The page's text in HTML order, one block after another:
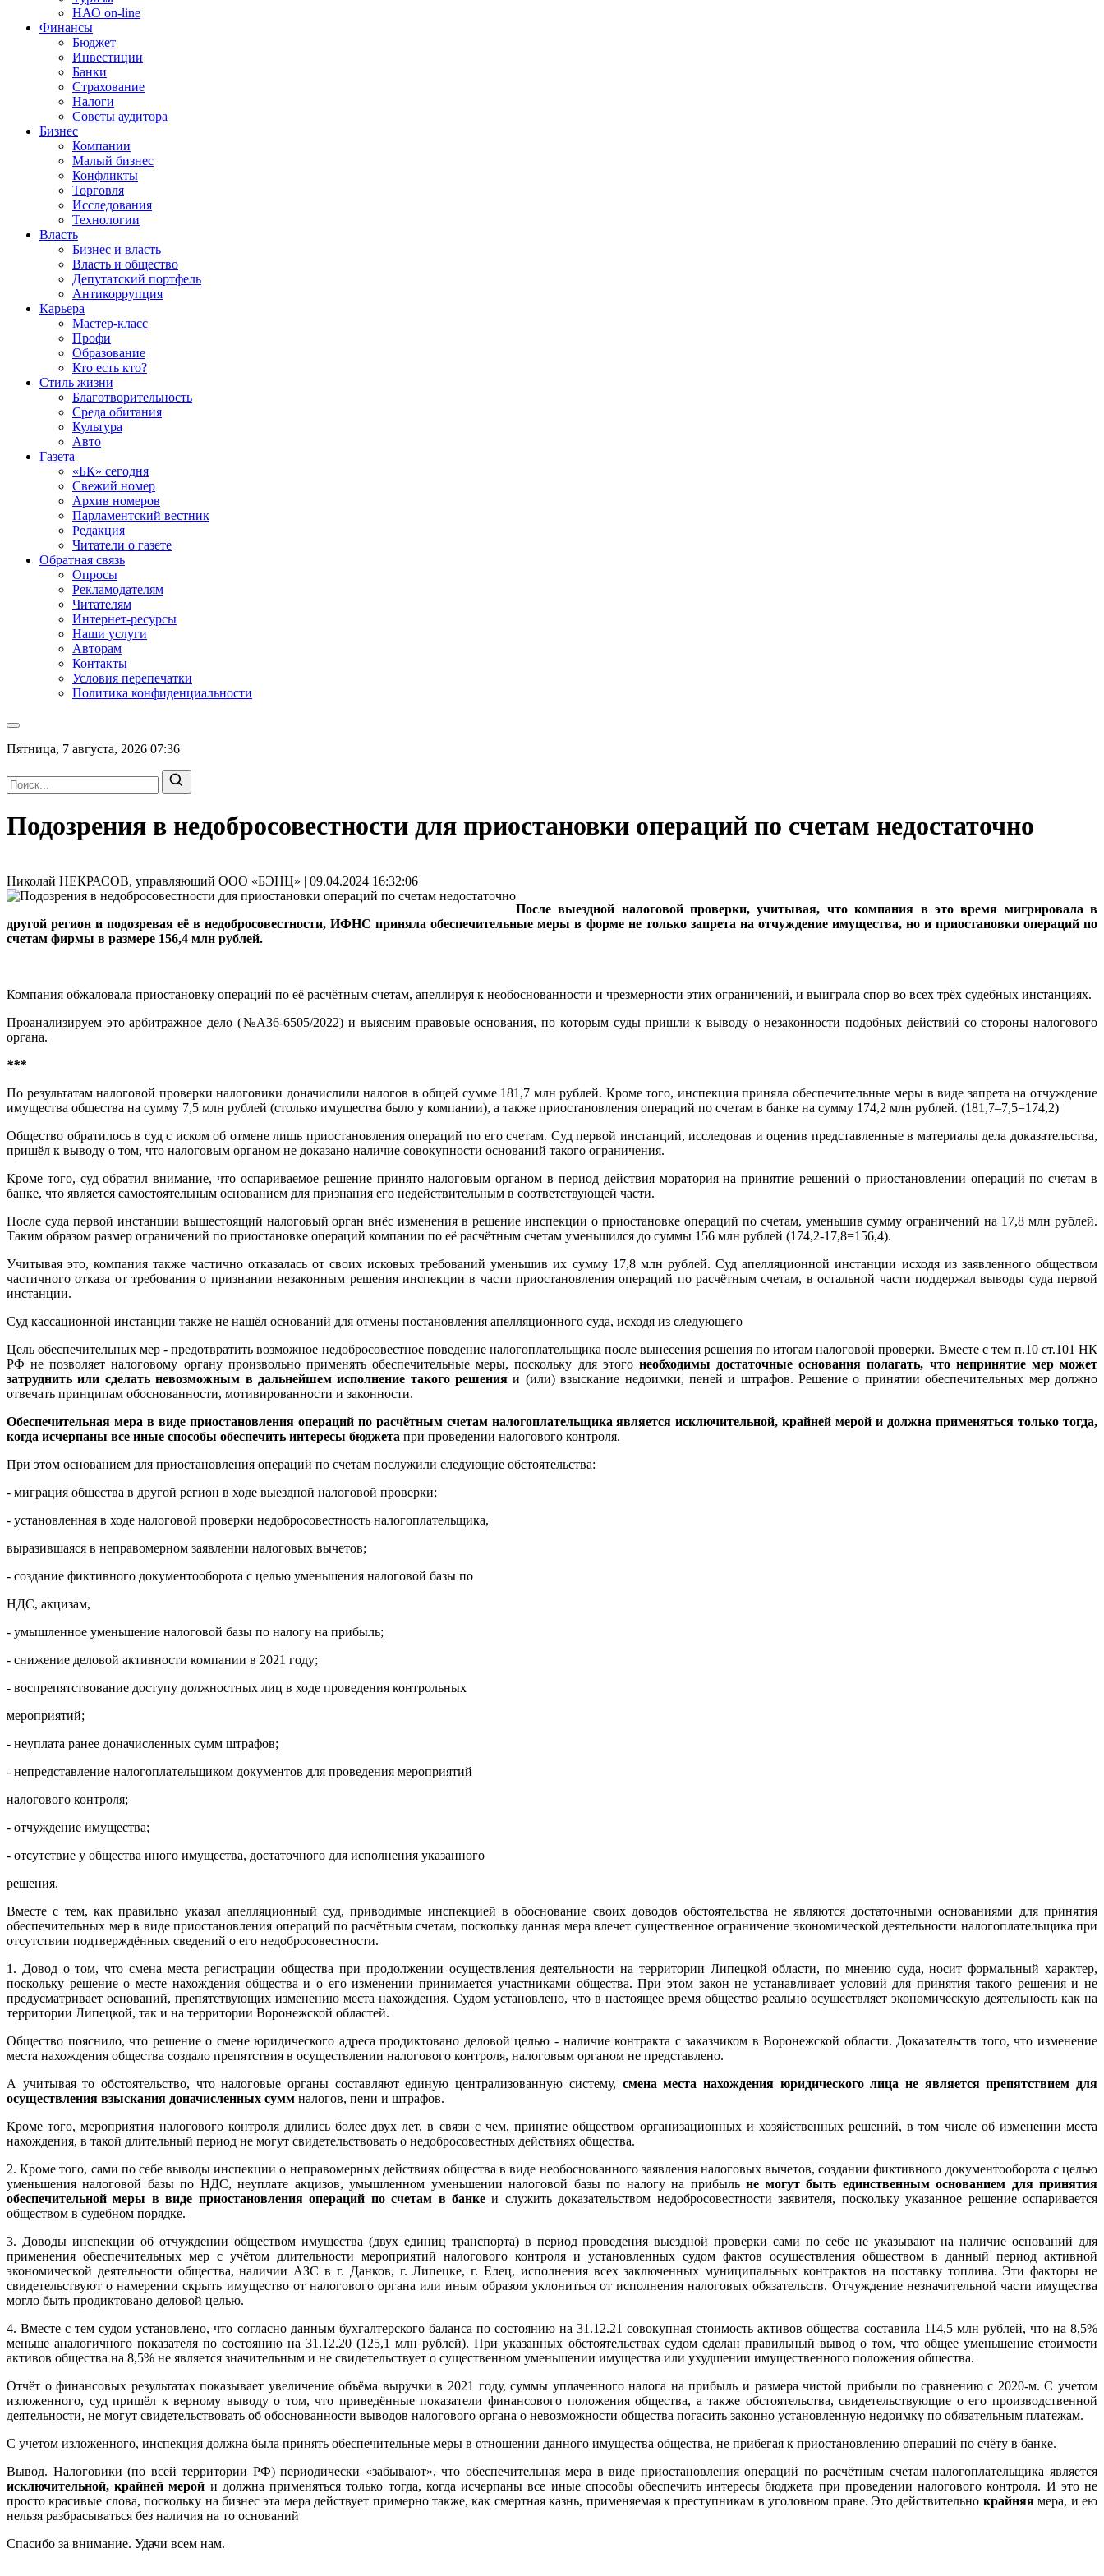
НАО on-line
Финансы
Бюджет
Инвестиции
Банки
Страхование
Налоги
Советы аудитора
Бизнес
Компании
Малый бизнес
Конфликты
Торговля
Исследования
Технологии
Власть
Бизнес и власть
Власть и общество
Депутатский портфель
Антикоррупция
Карьера
Мастер-класс
Профи
Образование
Кто есть кто?
Стиль жизни
Благотворительность
Среда обитания
Культура
Авто
Газета
«БК» сегодня
Свежий номер
Архив номеров
Парламентский вестник
Редакция
Читатели о газете
Обратная связь
Опросы
Рекламодателям
Читателям
Интернет-ресурсы
Наши услуги
Авторам
Контакты
Условия перепечатки
Политика конфиденциальности
Пятница, 7 августа, 2026 07:36
Подозрения в недобросовестности для приостановки операций по счетам недостаточно
Николай НЕКРАСОВ, управляющий ООО «БЭНЦ» | 09.04.2024 16:32:06
После выездной налоговой проверки, учитывая, что компания в это время мигрировала в
другой регион и подозревая её в недобросовестности, ИФНС приняла обеспечительные меры в форме не только запрета на отчуждение имущества, но и приостановки операций по
счетам фирмы в размере 156,4 млн рублей.
Компания обжаловала приостановку операций по её расчётным счетам, апеллируя к необоснованности и чрезмерности этих ограничений, и выиграла спор во всех трёх судебных инстанциях.
Проанализируем это арбитражное дело (№А36-6505/2022) и выясним правовые основания, по которым суды пришли к выводу о незаконности подобных действий со стороны налогового
органа.
***
По результатам налоговой проверки налоговики доначислили налогов в общей сумме 181,7 млн рублей. Кроме того, инспекция приняла обеспечительные меры в виде запрета на отчуждение
имущества общества на сумму 7,5 млн рублей (столько имущества было у компании), а также приостановления операций по счетам в банке на сумму 174,2 млн рублей. (181,7–7,5=174,2)
Общество обратилось в суд с иском об отмене лишь приостановления операций по его счетам. Суд первой инстанций, исследовав и оценив представленные в материалы дела доказательства,
пришёл к выводу о том, что налоговым органом не доказано наличие совокупности оснований такого ограничения.
Кроме того, суд обратил внимание, что оспариваемое решение принято налоговым органом в период действия моратория на принятие решений о приостановлении операций по счетам в
банке, что является самостоятельным основанием для признания его недействительным в соответствующей части.
После суда первой инстанции вышестоящий налоговый орган внёс изменения в решение инспекции о приостановке операций по счетам, уменьшив сумму ограничений на 17,8 млн рублей.
Таким образом размер ограничений по приостановке операций компании по её расчётным счетам уменьшился до суммы 156 млн рублей (174,2-17,8=156,4).
Учитывая это, компания также частично отказалась от своих исковых требований уменьшив их сумму 17,8 млн рублей. Суд апелляционной инстанции исходя из заявленного обществом
частичного отказа от требования о признании незаконным решения инспекции в части приостановления операций по расчётным счетам, в остальной части поддержал выводы суда первой
инстанции.
Суд кассационной инстанции также не нашёл оснований для отмены постановления апелляционного суда, исходя из следующего
Цель обеспечительных мер - предотвратить возможное недобросовестное поведение налогоплательщика после вынесения решения по итогам налоговой проверки. Вместе с тем п.10 ст.101 НК
РФ не позволяет налоговому органу произвольно применять обеспечительные меры, поскольку для этого необходимы достаточные основания полагать, что непринятие мер может
затруднить или сделать невозможным в дальнейшем исполнение такого решения и (или) взыскание недоимки, пеней и штрафов. Решение о принятии обеспечительных мер должно
отвечать принципам обоснованности, мотивированности и законности.
Обеспечительная мера в виде приостановления операций по расчётным счетам налогоплательщикаявляется исключительной, крайней мерой и должна применяться только тогда,
когда исчерпаны все иные способы обеспечить интересы бюджета при проведении налогового контроля.
При этом основанием для приостановления операций по счетам послужили следующие обстоятельства:
- миграция общества в другой регион в ходе выездной налоговой проверки;
- установленная в ходе налоговой проверки недобросовестность налогоплательщика,
выразившаяся в неправомерном заявлении налоговых вычетов;
- создание фиктивного документооборота с целью уменьшения налоговой базы по
НДС, акцизам,
- умышленное уменьшение налоговой базы по налогу на прибыль;
- снижение деловой активности компании в 2021 году;
- воспрепятствование доступу должностных лиц в ходе проведения контрольных
мероприятий;
- неуплата ранее доначисленных сумм штрафов;
- непредставление налогоплательщиком документов для проведения мероприятий
налогового контроля;
- отчуждение имущества;
- отсутствие у общества иного имущества, достаточного для исполнения указанного
решения.
Вместе с тем, как правильно указал апелляционный суд, приводимые инспекцией в обоснование своих доводов обстоятельства не являются достаточными основаниями для принятия
обеспечительных мер в виде приостановления операций по расчётным счетам, поскольку данная мера влечет существенное ограничение экономической деятельности налогоплательщика при
отсутствии подтверждённых сведений о его недобросовестности.
1. Довод о том, что смена места регистрации общества при продолжении осуществления деятельности на территории Липецкой области, по мнению суда, носит формальный характер,
поскольку решение о месте нахождения общества и о его изменении принимается участниками общества. При этом закон не устанавливает условий для принятия такого решения и не
предусматривает оснований, препятствующих изменению места нахождения. Судом установлено, что в настоящее время общество реально осуществляет экономическую деятельность как на
территории Липецкой, так и на территории Воронежской областей.
Общество пояснило, что решение о смене юридического адреса продиктовано деловой целью - наличие контракта с заказчиком в Воронежской области. Доказательств того, что изменение
места нахождения общества создало препятствия в осуществлении налогового контроля, налоговым органом не представлено.
А учитывая то обстоятельство, что налоговые органы составляют единую централизованную систему, смена места нахождения юридического лица не является препятствием для
осуществления взыскания доначисленных сумм налогов, пени и штрафов.
Кроме того, мероприятия налогового контроля длились более двух лет, в связи с чем, принятие обществом организационных и хозяйственных решений, в том числе об изменении места
нахождения, в такой длительный период не могут свидетельствовать о недобросовестных действиях общества.
2. Кроме того, сами по себе выводы инспекции о неправомерных действиях общества в виде необоснованного заявления налоговых вычетов, создании фиктивного документооборота с целью
уменьшения налоговой базы по НДС, неуплате акцизов, умышленном уменьшении налоговой базы по налогу на прибыльне могут быть единственным основанием для принятия
обеспечительной меры в виде приостановления операций по счетам в банке и служить доказательством недобросовестности заявителя, поскольку указанное решение оспаривается
обществом в судебном порядке.
3. Доводы инспекции об отчуждении обществом имущества (двух единиц транспорта) в период проведения выездной проверки сами по себе не указывают на наличие оснований для
применения обеспечительных мер с учётом длительности мероприятий налогового контроля и установленных судом фактов осуществления обществом в данный период активной
экономической деятельности общества, наличии АЗС в г. Данков, г. Липецке, г. Елец, исполнения всех заключенных муниципальных контрактов на поставку топлива. Эти факторы не
свидетельствуют о намерении скрыть имущество от налогового органа или иным образом уклониться от исполнения налоговых обязательств. Отчуждение незначительной части имущества
могло быть продиктовано деловой целью.
4. Вместе с тем судом установлено, что согласно данным бухгалтерского баланса по состоянию на 31.12.21 совокупная стоимость активов общества составила 114,5 млн рублей, что на 8,5%
меньше аналогичного показателя по состоянию на 31.12.20 (125,1 млн рублей). При указанных обстоятельствах судом сделан правильный вывод о том, что общее уменьшение стоимости
активов общества на 8,5% не является значительным и не свидетельствует о существенном уменьшении имущества или ухудшении имущественного положения общества.
Отчёт о финансовых результатах показывает увеличение объёма выручки в 2021 году, суммы уплаченного налога на прибыль и размера чистой прибыли по сравнению с 2020-м. С учетом
изложенного, суд пришёл к верному выводу о том, что приведённые показатели финансового положения общества, а также обстоятельства, свидетельствующие о его производственной
деятельности, не могут свидетельствовать об обоснованности выводов налогового органа о невозможности общества погасить законно установленную недоимку по обязательным платежам.
С учетом изложенного, инспекция должна была принять обеспечительные меры в отношении данного имущества общества, не прибегая к приостановлению операций по счёту в банке.
Вывод. Налоговики (по всей территории РФ) периодически «забывают», что обеспечительная мера в виде приостановления операций по расчётным счетам налогоплательщика является
исключительной, крайней мерой и должна применяться только тогда, когда исчерпаны все иные способы обеспечить интересы бюджета при проведении налогового контроля. И это не
просто красивые слова, поскольку на бизнес эта мера действует примерно также, как смертная казнь, применяемая к преступникам в уголовном праве. Это действительно крайняямера, и ею
нельзя разбрасываться без наличия на то оснований
Спасибо за внимание. Удачи всем нам.